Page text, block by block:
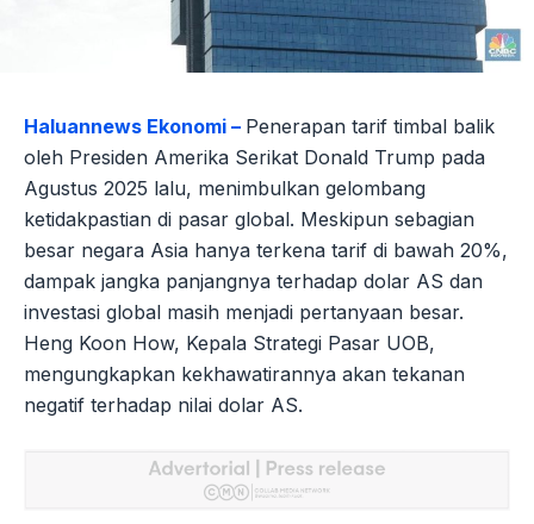
Haluannews Ekonomi – Penerapan tarif timbal balik
oleh Presiden Amerika Serikat Donald Trump pada
Agustus 2025 lalu, menimbulkan gelombang
ketidakpastian di pasar global. Meskipun sebagian
besar negara Asia hanya terkena tarif di bawah 20%,
dampak jangka panjangnya terhadap dolar AS dan
investasi global masih menjadi pertanyaan besar.
Heng Koon How, Kepala Strategi Pasar UOB,
mengungkapkan kekhawatirannya akan tekanan
negatif terhadap nilai dolar AS.